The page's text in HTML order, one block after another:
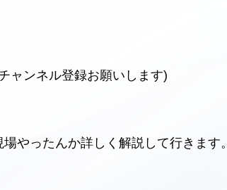
ャンネル登録お願いします)
やったんか詳しく解説して行きます。